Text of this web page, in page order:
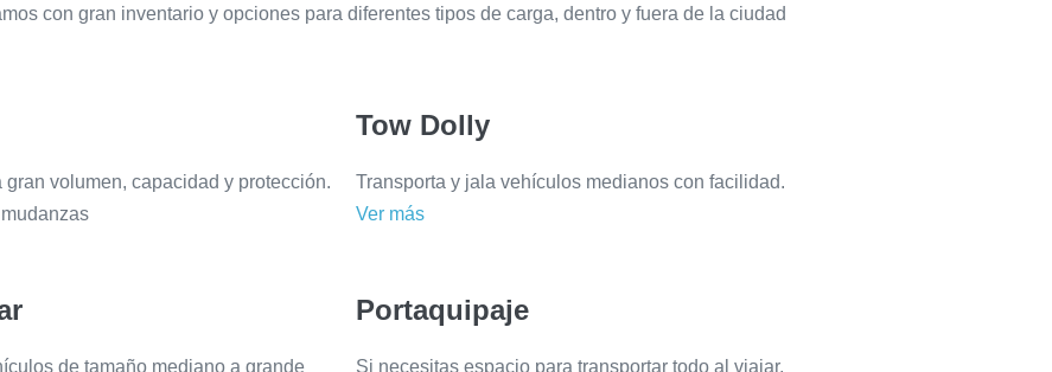
con gran inventario y opciones para diferentes tipos de carga, dentro y fuera de la ciudad
gran volumen, capacidad y protección.
Tow Dolly
Transporta y jala vehículos medianos con facilidad.
Ver más
de tamaño mediano a grande
Portaquipaje
Si necesitas espacio para transportar todo al viajar,